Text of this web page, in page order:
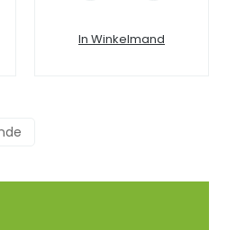
In Winkelmand